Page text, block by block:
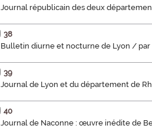
Journal républicain des deux
38
Bulletin diurne et nocturne de Lyon /
39
Journal de Lyon et du département de
40
Journal de Naconne : œuvre inédite de